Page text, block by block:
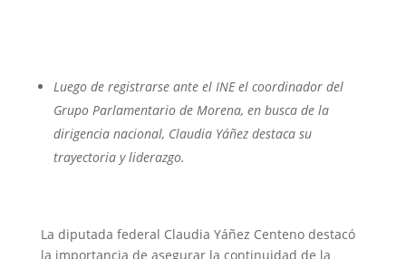
Luego de registrarse ante el INE el coordinador del
Grupo Parlamentario de Morena, en busca de la
dirigencia nacional, Claudia Yáñez destaca su
trayectoria y liderazgo.
La diputada federal Claudia Yáñez Centeno destacó
la importancia de asegurar la continuidad de la